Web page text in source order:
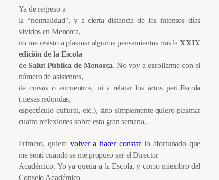
Ya de regreso a
la “normalidad”, y a cierta distancia de los intensos días
vividos en Menorca,
no me resisto a plasmar algunos pensamientos tras laXXIX
edición de la Escola
de Salut Pública de Menorca. No voy a enrollarme con el
número de asistentes,
de cursos o encuentros, ni a relatar los actos peri-Escola
(mesas redondas,
espectáculo cultural, etc.), sino simplemente quiero plasmar
cuatro reflexiones sobre esta gran semana.
Primero, quierovolver a hacer constarlo afortunado que
me sentí cuando se me propuso ser el Director
Académico. Yo ya quería a la Escola, y como miembro del
ConsejoAcadémico